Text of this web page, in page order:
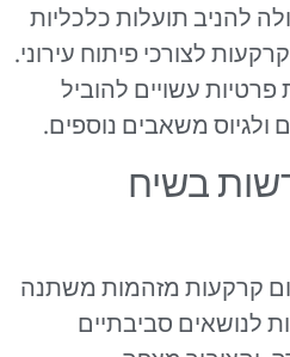
להניב תועלות כלכליות
לצורכי פיתוח עירוני.
עשויים להוביל
ולגיוס משאבים נוספים.
בשיח
קרקעות מזהמות משתנה
לנושאים סביבתיים